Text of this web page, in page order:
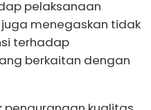
pelaksanaan
juga menegaskan tidak
terhadap
berkaitan dengan